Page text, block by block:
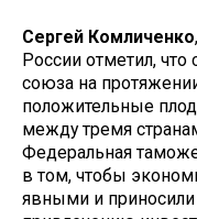
Сергей Комличенко
России отметил,
союза на
положительные
между тремя
Федеральная
в том, чтобы
явными и